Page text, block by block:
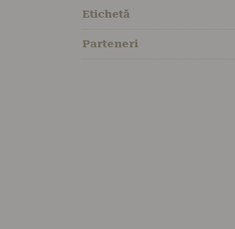
Etichetă
Parteneri